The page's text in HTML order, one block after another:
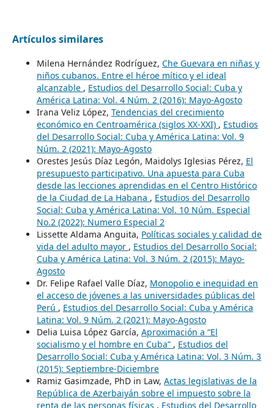
Artículos similares
Milena Hernández Rodríguez, Che Guevara en niñas y
niños cubanos. Entre el héroe mítico y el ideal
alcanzable , Estudios del Desarrollo Social: Cuba y
América Latina: Vol. 4 Núm. 2 (2016): Mayo-Agosto
Irana Veliz López, Tendencias del crecimiento
económico en Centroamérica (siglos XX-XXI) , Estudios
del Desarrollo Social: Cuba y América Latina: Vol. 9
Núm. 2 (2021): Mayo-Agosto
Orestes Jesús Díaz Legón, Maidolys Iglesias Pérez, El
presupuesto participativo. Una apuesta para Cuba
desde las lecciones aprendidas en el Centro Histórico
de la Ciudad de La Habana , Estudios del Desarrollo
Social: Cuba y América Latina: Vol. 10 Núm. Especial
No.2 (2022): Numero Especial 2
Lissette Aldama Anguita, Políticas sociales y calidad de
vida del adulto mayor , Estudios del Desarrollo Social:
Cuba y América Latina: Vol. 3 Núm. 2 (2015): Mayo-
Agosto
Dr. Felipe Rafael Valle Díaz, Monopolio e inequidad en
el acceso de jóvenes a las universidades públicas del
Perú , Estudios del Desarrollo Social: Cuba y América
Latina: Vol. 9 Núm. 2 (2021): Mayo-Agosto
Delia Luisa López García, Aproximación a “El
socialismo y el hombre en Cuba” , Estudios del
Desarrollo Social: Cuba y América Latina: Vol. 3 Núm. 3
(2015): Septiembre-Diciembre
Ramiz Gasimzade, PhD in Law, Actas legislativas de la
República de Azerbaiyán sobre el impuesto sobre la
renta de las personas físicas , Estudios del Desarrollo